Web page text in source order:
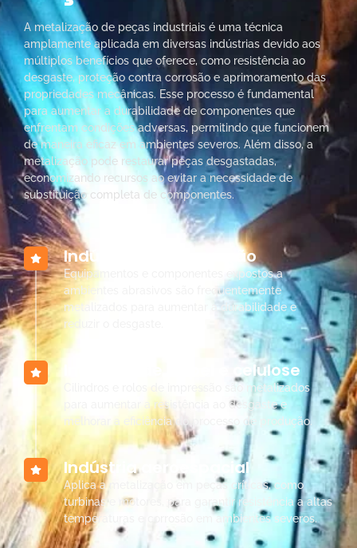
A metalização de peças industriais é uma técnica
amplamente aplicada em diversas indústrias devido aos
múltiplos benefícios que oferece, como resistência ao
desgaste, proteção contra corrosão e aprimoramento das
propriedades mecânicas. Esse processo é fundamental
para aumentar a durabilidade de componentes que
enfrentam condições adversas, permitindo que funcionem
de maneira eficaz em ambientes severos. Além disso, a
metalização pode restaurar peças desgastadas,
economizando recursos ao evitar a necessidade de
substituição completa de componentes.
Indústria de mineração
Equipamentos e componentes expostos a
ambientes abrasivos são frequentemente
metalizados para aumentar a durabilidade e
reduzir o desgaste.
Indústria de papel e celulose
Cilindros e rolos de impressão são metalizados
para aumentar a resistência ao desgaste e
melhorar a eficiência do processo de produção.
Indústria aeroespacial
Aplica a metalização em peças críticas, como
turbinas e motores, para garantir resistência a altas
temperaturas e corrosão em ambientes severos.